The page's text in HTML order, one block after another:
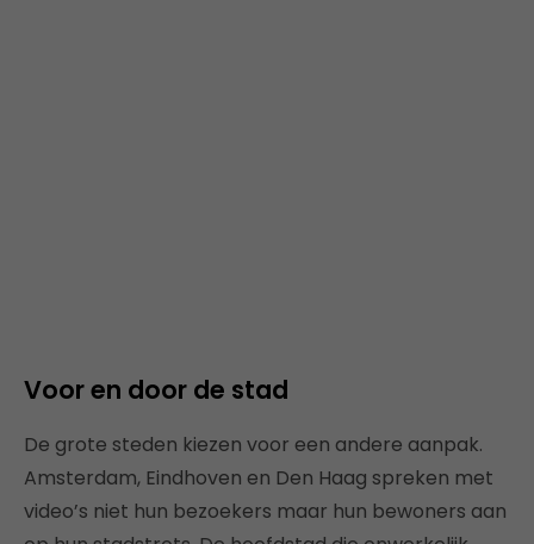
Voor en door de stad
De grote steden kiezen voor een andere aanpak.
Amsterdam, Eindhoven en Den Haag spreken met
video’s niet hun bezoekers maar hun bewoners aan